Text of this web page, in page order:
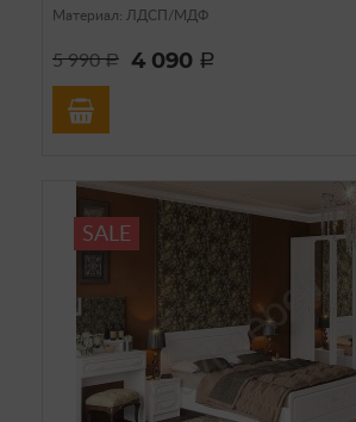
Материал: ЛДСП/МДФ
5 990a 4 090 a
SALE